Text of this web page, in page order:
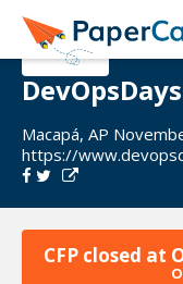
Macapá, AP
https://
CFP closed at